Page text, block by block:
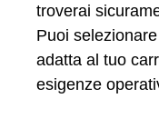
troverai
Puoi
adatta al tuo
esigenze